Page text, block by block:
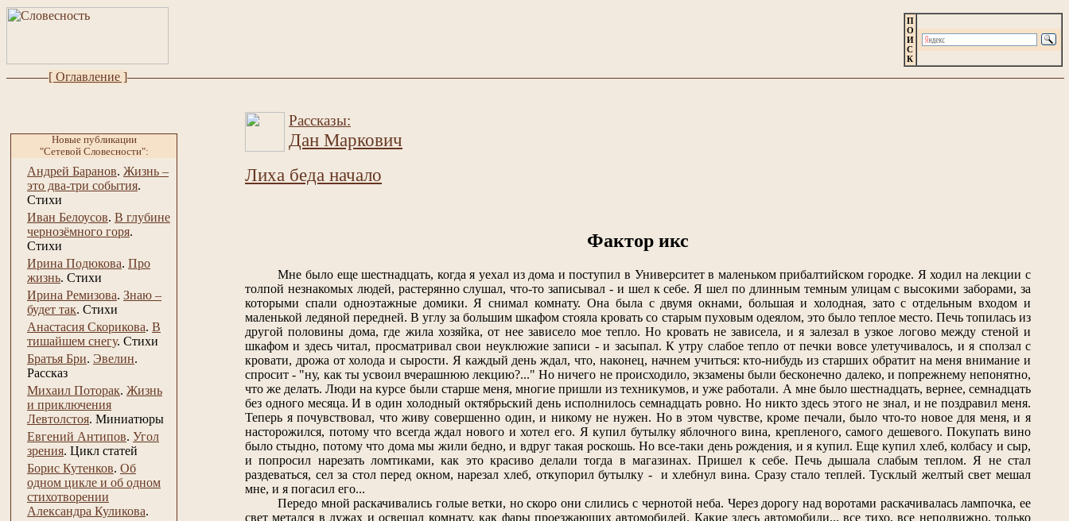
[ Оглавление ]
Новые публикации
"Сетевой Словесности":
Андрей Баранов. Жизнь –
это два-три события.
Стихи
Иван Белоусов. В глубине
чернозёмного горя.
Стихи
Ирина Подюкова. Про
жизнь. Стихи
Ирина Ремизова. Знаю –
будет так. Стихи
Анастасия Скорикова. В
тишайшем снегу. Стихи
Братья Бри. Эвелин.
Рассказ
Михаил Поторак. Жизнь
и приключения
Левтолстоя. Миниатюры
Евгений Антипов. Угол
зрения. Цикл статей
Борис Кутенков. Об
одном цикле и об одном
стихотворении
Александра Куликова.
П
О
И
С
К
Рассказы:
Дан Маркович
Лиха беда начало
Фактор икс
Мне было еще шестнадцать, когда я уехал из дома и поступил в Университет в маленьком прибалтийском городке. Я ходил на лекции с
толпой незнакомых людей, растерянно слушал, что-то записывал - и шел к себе. Я шел по длинным темным улицам с высокими заборами, за
которыми спали одноэтажные домики. Я снимал комнату. Она была с двумя окнами, большая и холодная, зато с отдельным входом и
маленькой ледяной передней. В углу за большим шкафом стояла кровать со старым пуховым одеялом, это было теплое место. Печь топилась из
другой половины дома, где жила хозяйка, от нее зависело мое тепло. Но кровать не зависела, и я залезал в узкое логово между стеной и
шкафом и здесь читал, просматривал свои неуклюжие записи - и засыпал. К утру слабое тепло от печки вовсе улетучивалось, и я сползал с
кровати, дрожа от холода и сырости. Я каждый день ждал, что, наконец, начнем учиться: кто-нибудь из старших обратит на меня внимание и
спросит - "ну, как ты усвоил вчерашнюю лекцию?..." Но ничего не происходило, экзамены были бесконечно далеко, и попрежнему непонятно,
что же делать. Люди на курсе были старше меня, многие пришли из техникумов, и уже работали. А мне было шестнадцать, вернее, семнадцать
без одного месяца. И в один холодный октябрьский день исполнилось семнадцать ровно. Но никто здесь этого не знал, и не поздравил меня.
Теперь я почувствовал, что живу совершенно один, и никому не нужен. Но в этом чувстве, кроме печали, было что-то новое для меня, и я
насторожился, потому что всегда ждал нового и хотел его. Я купил бутылку яблочного вина, крепленого, самого дешевого. Покупать вино
было стыдно, потому что дома мы жили бедно, и вдруг такая роскошь. Но все-таки день рождения, и я купил. Еще купил хлеб, колбасу и сыр,
и попросил нарезать ломтиками, как это красиво делали тогда в магазинах. Пришел к себе. Печь дышала слабым теплом. Я не стал
раздеваться, сел за стол перед окном, нарезал хлеб, откупорил бутылку - и хлебнул вина. Сразу стало теплей. Тусклый желтый свет мешал
мне, и я погасил его...
Передо мной раскачивались голые ветки, но скоро они слились с чернотой неба. Через дорогу над воротами раскачивалась лампочка, ее
свет метался в лужах и освещал комнату, как фары проезжающих автомобилей. Какие здесь автомобили... все тихо, все неподвижно, только